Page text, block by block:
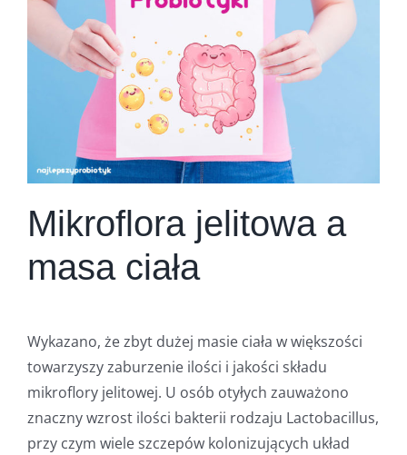
Mikroflora jelitowa a
masa ciała
Wykazano, że zbyt dużej masie ciała w większości
towarzyszy zaburzenie ilości i jakości składu
mikroflory jelitowej. U osób otyłych zauważono
znaczny wzrost ilości bakterii rodzaju Lactobacillus,
przy czym wiele szczepów kolonizujących układ